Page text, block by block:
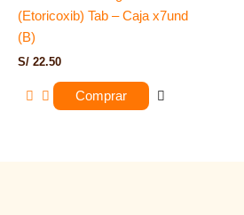
(Etoricoxib) Tab – Caja x7und
(B)
S/ 22.50
Comprar